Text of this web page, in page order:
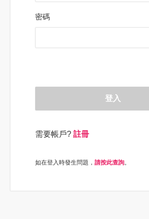
密碼
登入
需要帳戶? 註冊
如在登入時發生問題， 請按此查詢。